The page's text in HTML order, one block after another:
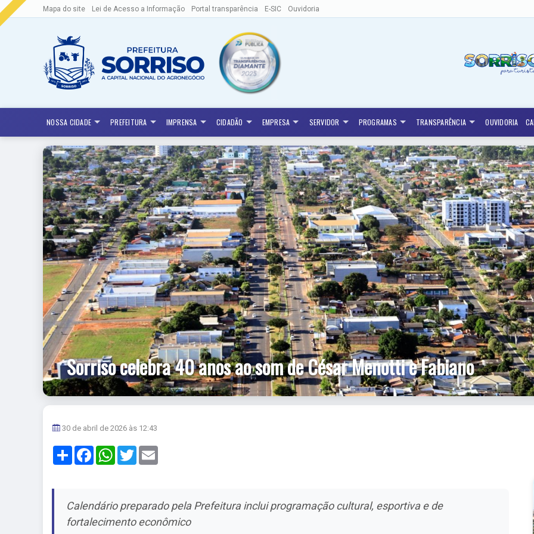
Mapa do site Lei de Acesso a Informação Portal transparência E-SIC Ouvidoria
NOSSA CIDADE PREFEITURA IMPRENSA CIDADÃO EMPRESA SERVIDOR PROGRAMAS TRANSPARÊNCIA OUVIDORIA
Sorriso celebra 40 anos ao som de César Menotti e Fabiano
30 de abril de 2026 às 12:43
Share FacebookWhatsApp
Twitter
Calendário preparado pela Prefeitura inclui programação cultural, esportiva e de
fortalecimento econômico